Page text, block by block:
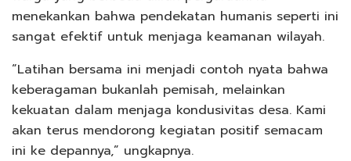
menekankan bahwa pendekatan humanis seperti ini
sangat efektif untuk menjaga keamanan wilayah.
“Latihan bersama ini menjadi contoh nyata bahwa
keberagaman bukanlah pemisah, melainkan
kekuatan dalam menjaga kondusivitas desa. Kami
akan terus mendorong kegiatan positif semacam
ini ke depannya,” ungkapnya.